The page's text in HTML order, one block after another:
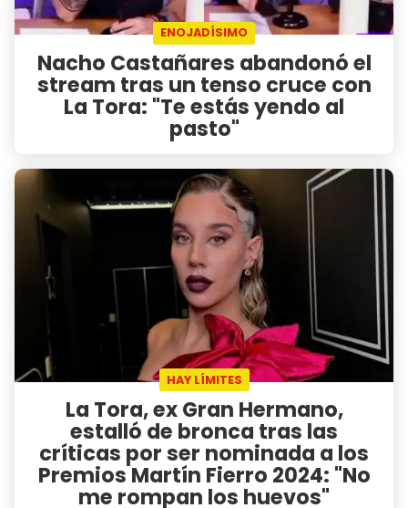
ENOJADÍSIMO
Nacho Castañares abandonó el
stream tras un tenso cruce con
La Tora: "Te estás yendo al
pasto"
HAY LÍMITES
La Tora, ex Gran Hermano,
estalló de bronca tras las
críticas por ser nominada a los
Premios Martín Fierro 2024: "No
me rompan los huevos"